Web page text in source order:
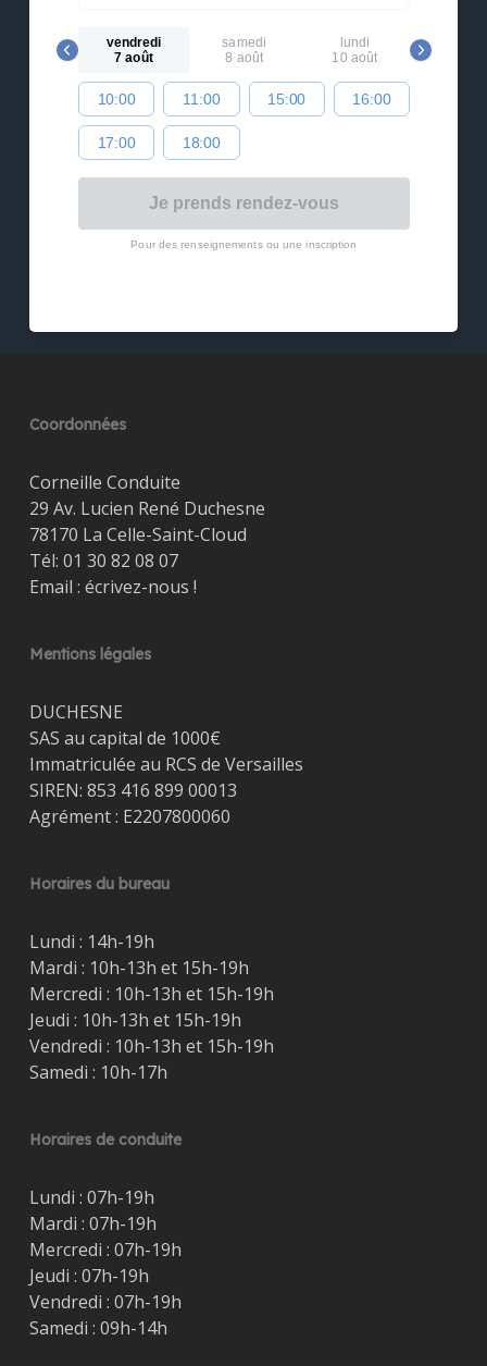
Coordonnées
Corneille Conduite
29 Av. Lucien René Duchesne
78170 La Celle-Saint-Cloud
Tél: 01 30 82 08 07
Email : écrivez-nous !
Mentions légales
DUCHESNE
SAS au capital de 1000€
Immatriculée au RCS de Versailles
SIREN: 853 416 899 00013
Agrément : E2207800060
Horaires du bureau
Lundi : 14h-19h
Mardi : 10h-13h et 15h-19h
Mercredi : 10h-13h et 15h-19h
Jeudi : 10h-13h et 15h-19h
Vendredi : 10h-13h et 15h-19h
Samedi : 10h-17h
Horaires de conduite
Lundi : 07h-19h
Mardi : 07h-19h
Mercredi : 07h-19h
Jeudi : 07h-19h
Vendredi : 07h-19h
Samedi : 09h-14h